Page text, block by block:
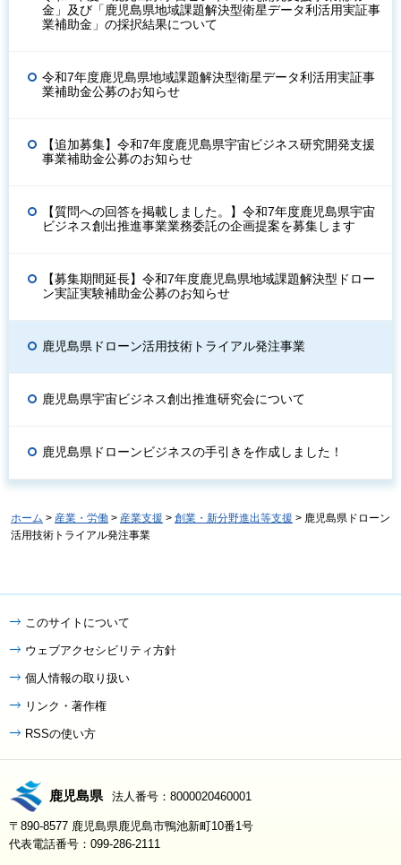
金」及び「鹿児島県地域課題解決型衛星データ利活用実証事
業補助金」の採択結果について
令和7年度鹿児島県地域課題解決型衛星データ利活用実証事
業補助金公募のお知らせ
【追加募集】令和7年度鹿児島県宇宙ビジネス研究開発支援
事業補助金公募のお知らせ
【質問への回答を掲載しました。】令和7年度鹿児島県宇宙
ビジネス創出推進事業業務委託の企画提案を募集します
【募集期間延長】令和7年度鹿児島県地域課題解決型ドロー
ン実証実験補助金公募のお知らせ
鹿児島県ドローン活用技術トライアル発注事業
鹿児島県宇宙ビジネス創出推進研究会について
鹿児島県ドローンビジネスの手引きを作成しました！
ホーム > 産業・労働 > 産業支援 > 創業・新分野進出等支援 > 鹿児島県ドローン
活用技術トライアル発注事業
このサイトについて
ウェブアクセシビリティ方針
個人情報の取り扱い
リンク・著作権
RSSの使い方
鹿児島県 法人番号：8000020460001
〒890-8577 鹿児島県鹿児島市鴨池新町10番1号
代表電話番号：099-286-2111